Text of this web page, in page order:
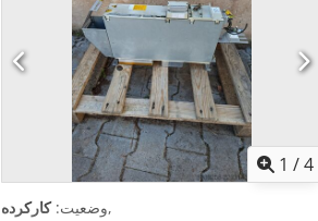
1 /4
وضعیت:کارکرده ,